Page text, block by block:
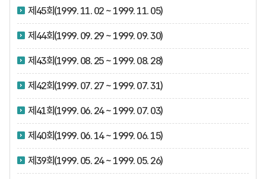
제45회(1999. 11. 02 ~ 1999. 11. 05)
제44회(1999. 09. 29 ~ 1999. 09. 30)
제43회(1999. 08. 25 ~ 1999. 08. 28)
제42회(1999. 07. 27 ~ 1999. 07. 31)
제41회(1999. 06. 24 ~ 1999. 07. 03)
제40회(1999. 06. 14 ~ 1999. 06. 15)
제39회(1999. 05. 24 ~ 1999. 05. 26)